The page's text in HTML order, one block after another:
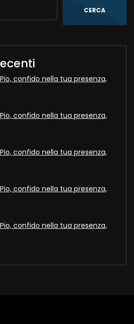
CERCA
confido nella tua presenza,
confido nella tua presenza,
confido nella tua presenza,
confido nella tua presenza,
confido nella tua presenza,